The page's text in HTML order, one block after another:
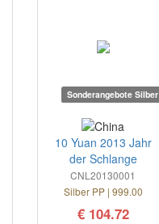
Sonderangebote Silber
10 Yuan 2013 Jahr
der Schlange
CNL20130001
Silber PP | 999.00
€ 104.72